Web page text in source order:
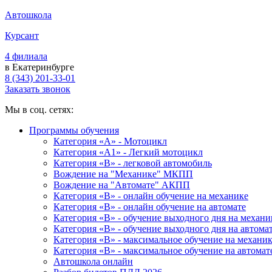
Автошкола
Курсант
4 филиала
в Екатеринбурге
8 (343) 201-33-01
Заказать звонок
Мы в соц. сетях:
Программы обучения
Категория «А» - Мотоцикл
Категория «A1» - Легкий мотоцикл
Категория «B» - легковой автомобиль
Вождение на "Механике" МКПП
Вождение на "Автомате" АКПП
Категория «B» - онлайн обучение на механике
Категория «B» - онлайн обучение на автомате
Категория «B» - обучение выходного дня на
Категория «B» - обучение выходного дня на
Категория «B» - максимальное обучение на
Категория «B» - максимальное обучение на
Автошкола онлайн